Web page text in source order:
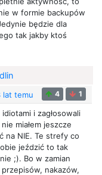
w formie backupów
będzie dla
tak jakby ktoś
lat temu 4 1
i zagłosowali
miałem jeszcze
na NIE. Te strefy co
jeździć to tak
;). Bo w zamian
nakazów,